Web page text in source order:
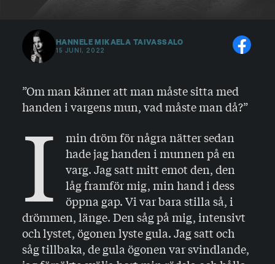
HANNELE MIKAELA TAIVASSALO
15 JUNI, 2022
”Om man känner att man måste sitta med
handen i vargens mun, vad måste man då?”
I
min dröm för några nätter sedan
hade jag handen i munnen på en
varg. Jag satt mitt emot den, den
låg framför mig, min hand i dess
öppna gap. Vi var bara stilla så, i
drömmen, länge. Den såg på mig, intensivt
och lystet, ögonen lyste gula. Jag satt och
såg tillbaka, de gula ögonen var svindlande,